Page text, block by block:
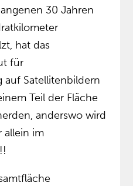
30 Jahren
hat das
für
Satellitenbildern
Teil der Fläche
anderswo wird
allein im